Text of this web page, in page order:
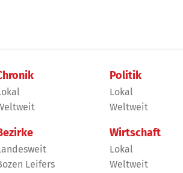
Leifers
Politik
Lokal
Weltweit
Wirtschaft
Lokal
Weltweit